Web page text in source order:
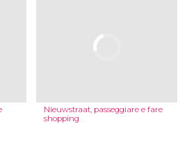
Nieuwstraat, passeggiare e fare
shopping